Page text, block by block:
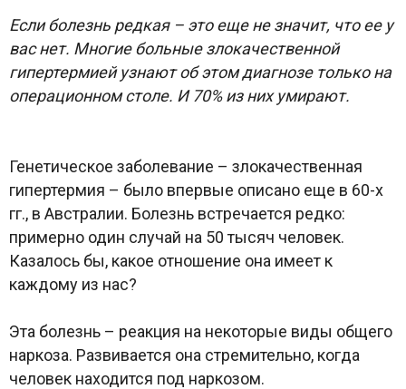
Если болезнь редкая – это еще не значит, что ее у
вас нет. Многие больные злокачественной
гипертермией узнают об этом диагнозе только на
операционном столе. И 70% из них умирают.
Генетическое заболевание – злокачественная
гипертермия – было впервые описано еще в 60-х
гг., в Австралии. Болезнь встречается редко:
примерно один случай на 50 тысяч человек.
Казалось бы, какое отношение она имеет к
каждому из нас?
Эта болезнь – реакция на некоторые виды общего
наркоза. Развивается она стремительно, когда
человек находится под наркозом.